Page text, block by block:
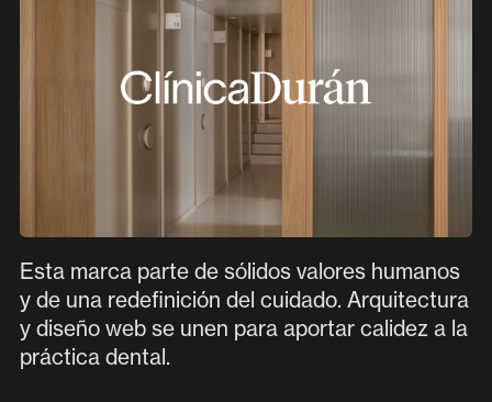
Esta marca parte de sólidos valores humanos
y de una redefinición del cuidado. Arquitectura
y diseño web se unen para aportar calidez a la
práctica dental.
hello@paseo.studio
jobs@paseo.studio
Localización
Plaza de los Mostenses 1,
28015 (Madrid, Spain)
INSTAGRAM